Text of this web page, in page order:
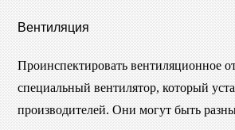
Вентиляция
Проинспектировать вентиляционное
специальный вентилятор, который
производителей. Они могут быть